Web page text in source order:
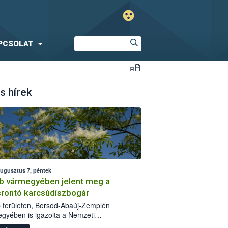
hírek
7, péntek
vármegyében jelent meg a
karcsúdíszbogár
területen, Borsod-Abaúj-Zemplén
is igazolta a Nemzeti
biztonsági Hivatal (Nébih) a